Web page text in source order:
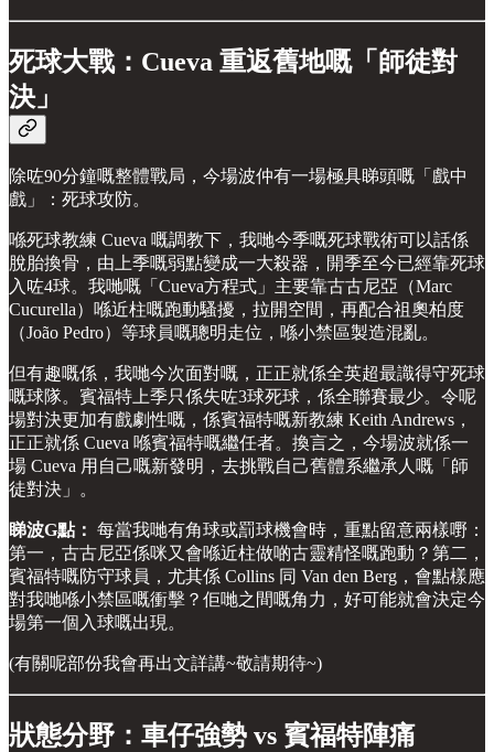
死球大戰：Cueva 重返舊地嘅「師徒對
決」
除咗90分鐘嘅整體戰局，今場波仲有一場極具睇頭嘅「戲中
戲」：死球攻防。
喺死球教練 Cueva 嘅調教下，我哋今季嘅死球戰術可以話係
脫胎換骨，由上季嘅弱點變成一大殺器，開季至今已經靠死球
入咗4球。我哋嘅「Cueva方程式」主要靠古古尼亞（Marc
Cucurella）喺近柱嘅跑動騷擾，拉開空間，再配合祖奧柏度
（João Pedro）等球員嘅聰明走位，喺小禁區製造混亂。
但有趣嘅係，我哋今次面對嘅，正正就係全英超最識得守死球
嘅球隊。賓福特上季只係失咗3球死球，係全聯賽最少。令呢
場對決更加有戲劇性嘅，係賓福特嘅新教練 Keith Andrews，
正正就係 Cueva 喺賓福特嘅繼任者。換言之，今場波就係一
場 Cueva 用自己嘅新發明，去挑戰自己舊體系繼承人嘅「師
徒對決」。
睇波G點： 每當我哋有角球或罰球機會時，重點留意兩樣嘢：
第一，古古尼亞係咪又會喺近柱做啲古靈精怪嘅跑動？第二，
賓福特嘅防守球員，尤其係 Collins 同 Van den Berg，會點樣應
對我哋喺小禁區嘅衝擊？佢哋之間嘅角力，好可能就會決定今
場第一個入球嘅出現。
(有關呢部份我會再出文詳講~敬請期待~)
狀態分野：車仔強勢 vs 賓福特陣痛